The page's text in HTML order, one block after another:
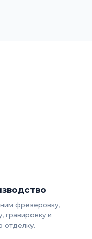
фрезеровку,
гравировку и
отделку.